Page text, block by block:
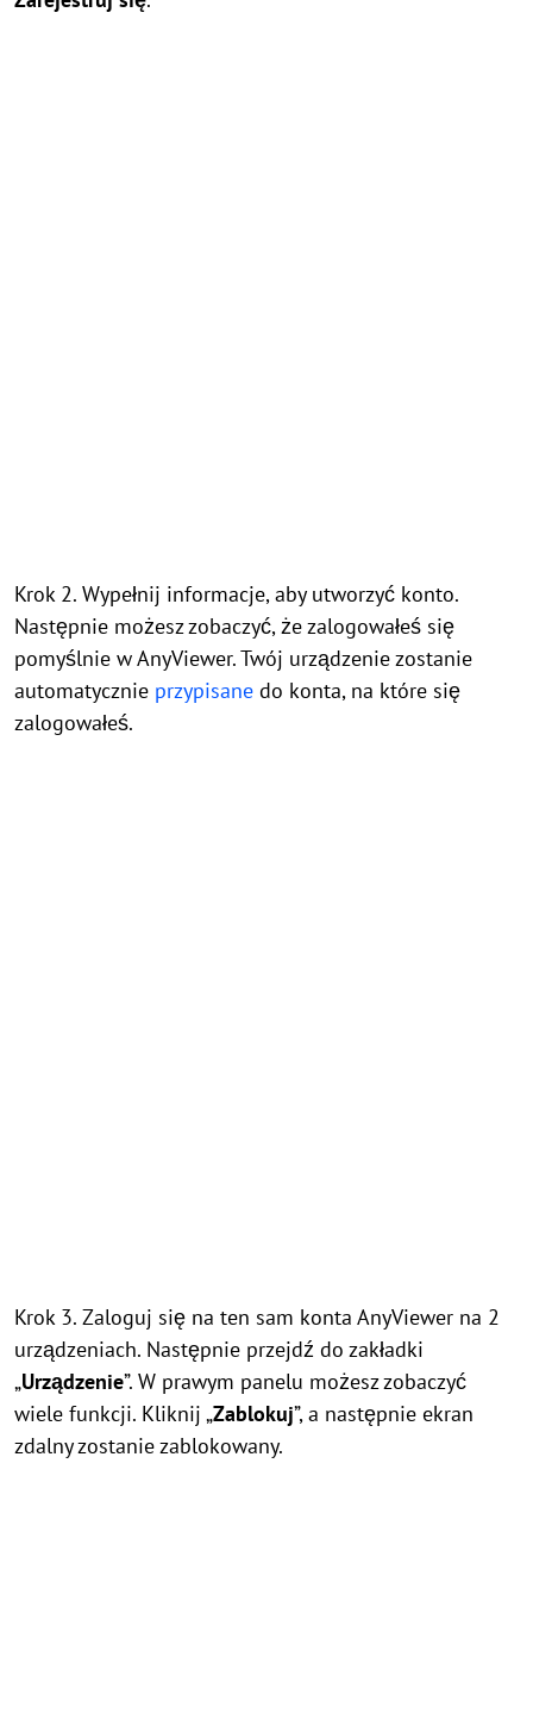
Krok 2. Wypełnij informacje, aby utworzyć konto.
Następnie możesz zobaczyć, że zalogowałeś się
pomyślnie w AnyViewer. Twój urządzenie zostanie
automatycznie przypisane do konta, na które się
zalogowałeś.
Krok 3. Zaloguj się na ten sam konta AnyViewer na 2
urządzeniach. Następnie przejdź do zakładki
„Urządzenie”. W prawym panelu możesz zobaczyć
wiele funkcji. Kliknij „Zablokuj”, a następnie ekran
zdalny zostanie zablokowany.